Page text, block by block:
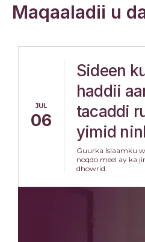
Maqaaladii u
JUL
06
Sideen
haddii
tacaddi
yimid
Guurka Islaamku
noqdo meel ay ka
dhowrid.